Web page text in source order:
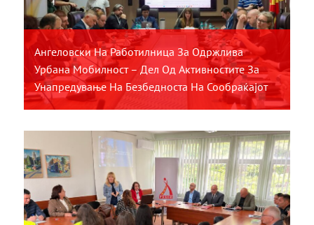
Ангеловски На Работилница За Одржлива
Урбана Мобилност – Дел Од Активностите За
Унапредување На Безбедноста На Сообраќајот